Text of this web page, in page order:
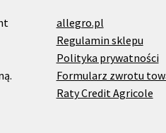
allegro.pl
Regulamin sklepu
Polityka prywatności
Formularz zwrotu
Raty Credit Agricole